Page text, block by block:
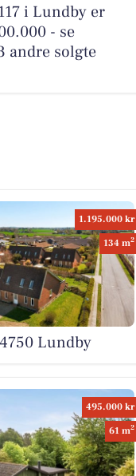
i Lundby er
- se
andre solgte
1.195.000 kr
134 m2
Lundby
495.000 kr
61 m2